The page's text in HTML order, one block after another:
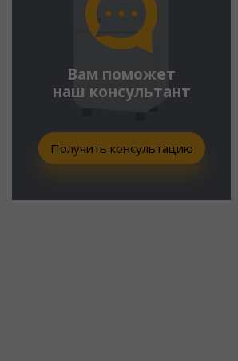
Вам поможет
наш консультант
Получить консультацию